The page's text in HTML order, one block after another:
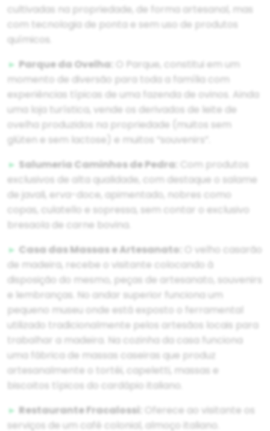
cultivadas na propriedade, de forma artesanal, mas
com tecnologia de ponta e sem uso de produtos
químicos.
► Parque da Ovelha:
O Parque, constitui em um
momento de diversão para toda a família com
experiências típicas de uma fazenda de ovinos. Ainda
uma loja turística, vende os derivados de leite de
ovelha produzidos na propriedade (muitos sem
glúten e sem lactose) e muitos “souvenirs”.
► Salumeria Caminhos de Pedra:
Com produtos
exclusivos de alta qualidade, com destaque o salame
de javali, erva-doce, apimentado, nobres como
copas, culatello e sopressa, sem contar o exclusivo
bresaola de carne bovina.
► Casa das Massas e Artesanato:
O velho casarão
de madeira, recebe o visitante colocando à
disposição do mesmo, peças de artesanato, souvenirs
e lembranças. No andar superior funciona um
pequeno museu onde está exposto o ferramental
utilizado tradicionalmente pelos artesãos locais para
trabalhar a madeira. Na cozinha da casa funciona
uma fábrica de massas caseiras que produz
artesanalmente o tortéi, capeletti, massas e
biscoitos típicos do cardápio italiano.
► Restaurante Fracalossi:
Oferece ao visitante os
serviços de um café colonial, almoço italiano.